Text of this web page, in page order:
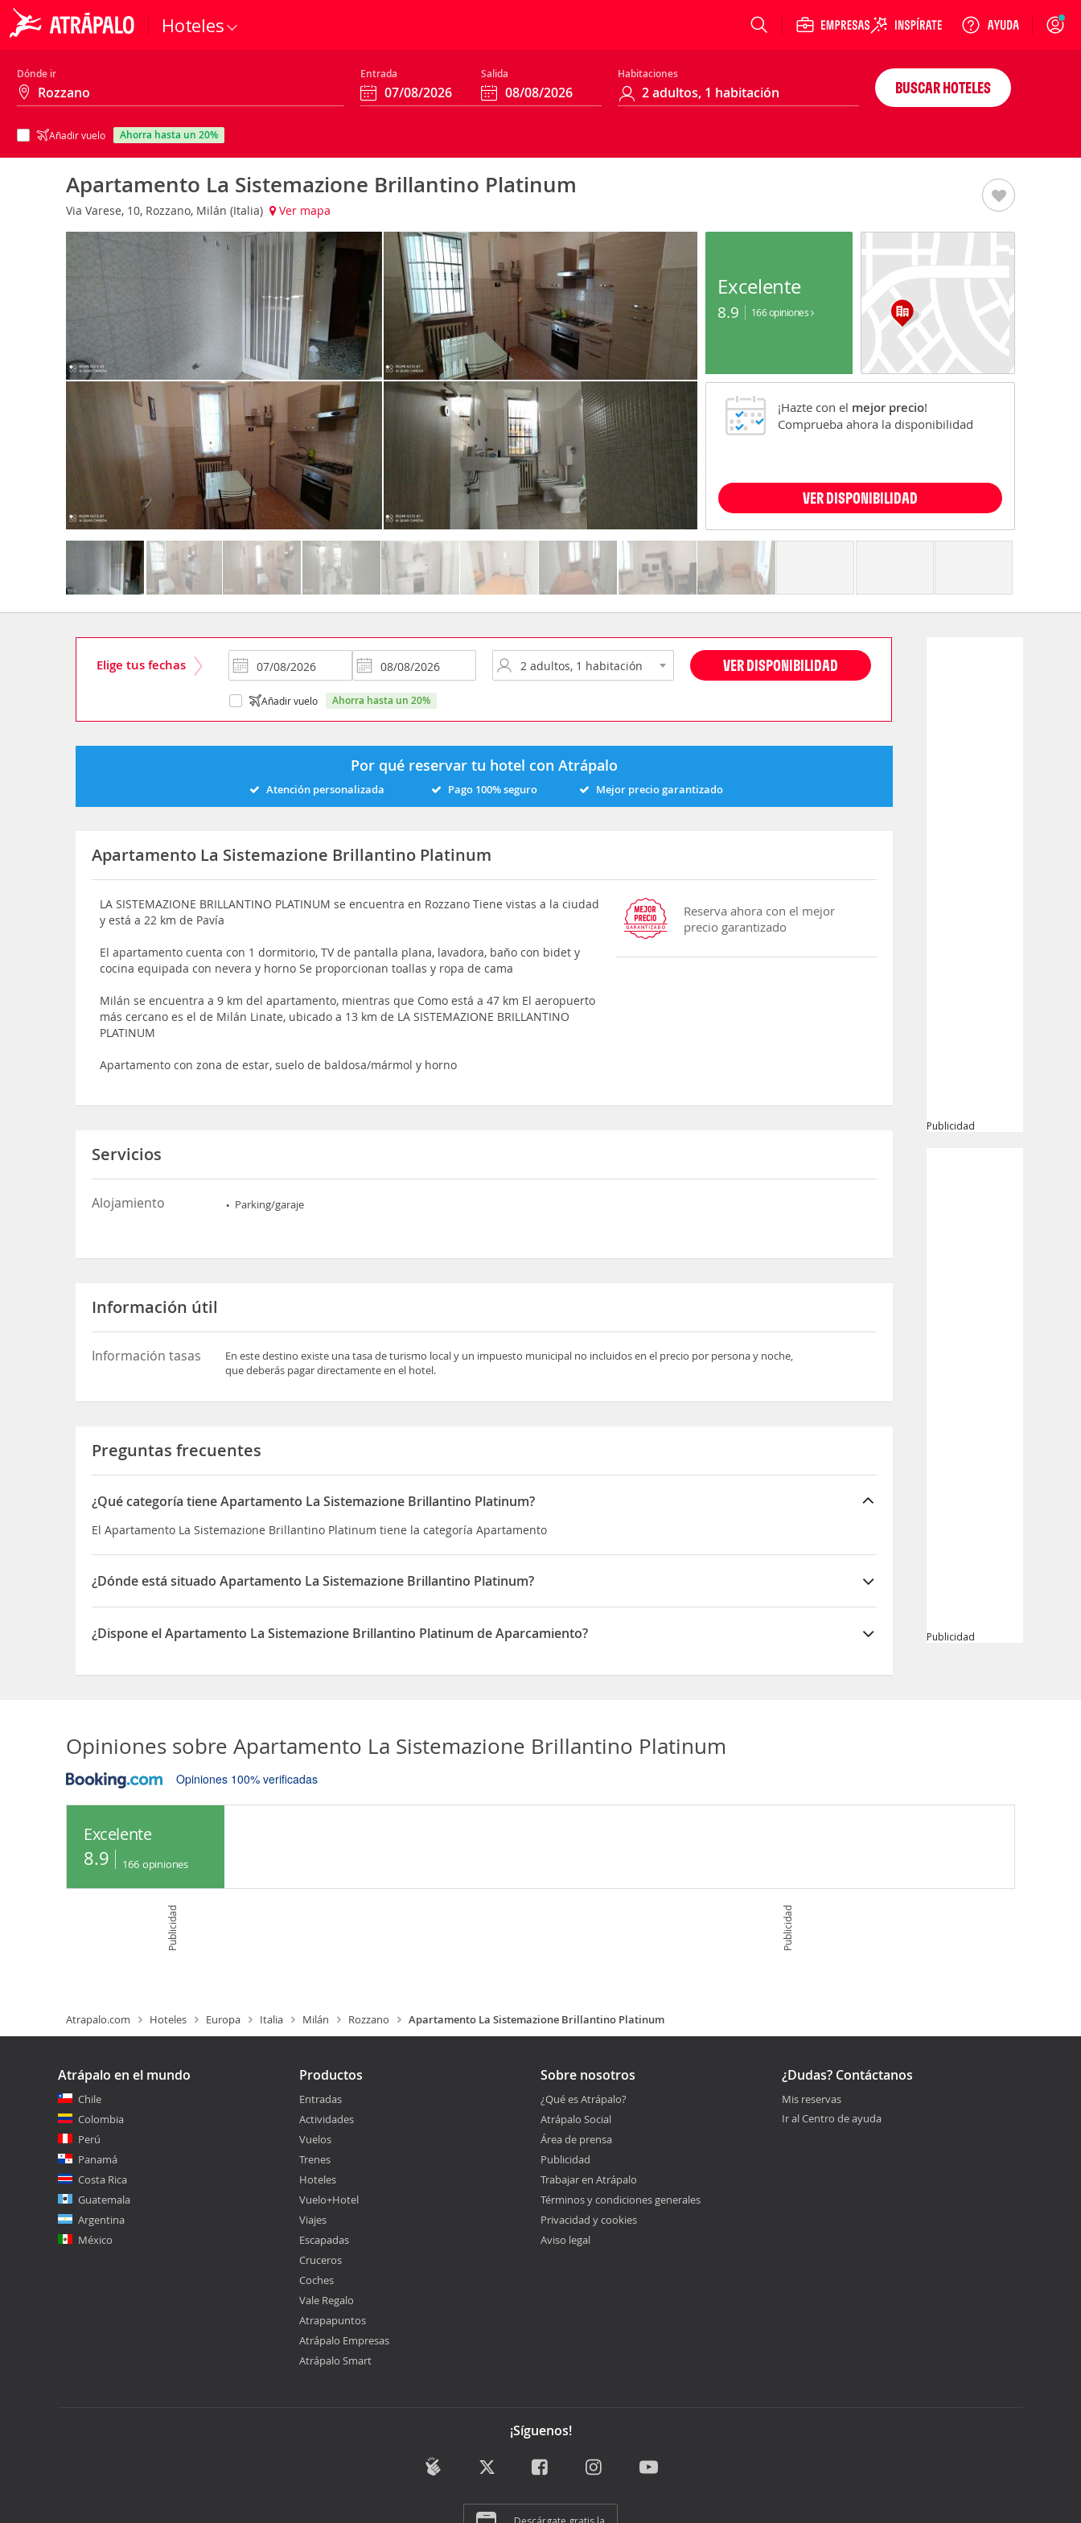
Hoteles Login
Dónde ir Entrada Salida Habitaciones
Añadir vuelo ahorra hasta un 20%
BUSCAR HOTELES
Apartamento La Sistemazione Brillantino Platinum
Via Varese, 10, Rozzano, Milán (Italia) Ver mapa
Excelente
8.9 166 opiniones
¡Hazte con el mejor precio!
Comprueba ahora la disponibilidad
VER DISPONIBILIDAD
Elige tus fechas VER DISPONIBILIDAD
Añadir vuelo ahorra hasta un 20%
Por qué reservar tu hotel con Atrápalo
Atención personalizada Pago 100% seguro Mejor precio garantizado
Apartamento La Sistemazione Brillantino Platinum
LA SISTEMAZIONE BRILLANTINO PLATINUM se encuentra en Rozzano Tiene vistas a la ciudad
y está a 22 km de Pavía
El apartamento cuenta con 1 dormitorio, TV de pantalla plana, lavadora, baño con bidet y
cocina equipada con nevera y horno Se proporcionan toallas y ropa de cama
Milán se encuentra a 9 km del apartamento, mientras que Como está a 47 km El aeropuerto
más cercano es el de Milán Linate, ubicado a 13 km de LA SISTEMAZIONE BRILLANTINO
PLATINUM
Apartamento con zona de estar, suelo de baldosa/mármol y horno
Reserva ahora con el mejor
precio garantizado
Servicios
Alojamiento Parking/garaje
Información útil
Información tasas
En este destino existe una tasa de turismo local y un impuesto municipal no incluidos en el precio por persona y noche,
que deberás pagar directamente en el hotel.
Preguntas frecuentes
¿Qué categoría tiene Apartamento La Sistemazione Brillantino Platinum?
El Apartamento La Sistemazione Brillantino Platinum tiene la categoría Apartamento
¿Dónde está situado Apartamento La Sistemazione Brillantino Platinum?
El Apartamento La Sistemazione Brillantino Platinum está situado en Via Varese, 10
¿Dispone el Apartamento La Sistemazione Brillantino Platinum de Aparcamiento?
Publicidad
Publicidad
Opiniones sobre Apartamento La Sistemazione Brillantino Platinum
Opiniones 100% verificadas
Excelente
8.9 166 opiniones
Publicidad Publicidad
Atrapalo.com Hoteles Europa Italia Milán Rozzano Apartamento La Sistemazione Brillantino Platinum
Atrápalo en el mundo
Chile
Colombia
Perú
Panamá
Costa Rica
Guatemala
Argentina
México
Productos
Entradas
Actividades
Vuelos
Trenes
Hoteles
Vuelo+Hotel
Viajes
Escapadas
Cruceros
Coches
Vale Regalo
Atrapapuntos
Atrápalo Empresas
Atrápalo Smart
Sobre nosotros
¿Qué es Atrápalo?
Atrápalo Social
Área de prensa
Publicidad
Trabajar en Atrápalo
Términos y condiciones generales
Privacidad y cookies
Aviso legal
¿Dudas? Contáctanos
Mis reservas
Ir al Centro de ayuda
¡Síguenos!